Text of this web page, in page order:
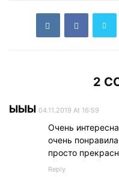
2
ЫЫЫ 04.11.2019 At 16:59
Очень
очень
просто
Reply